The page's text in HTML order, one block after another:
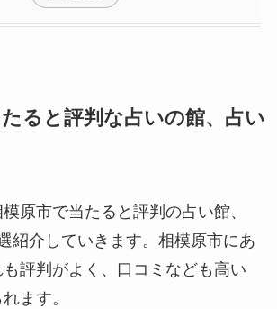
ると評判な占いの館、占い
原市で当たると評判の占い館、
紹介していきます。相模原市にあ
評判がよく、口コミなども高い
ます。